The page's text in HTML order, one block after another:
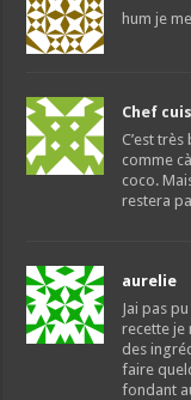
hum je
Chef
C’est
comme
coco.
restera
aurelie
Jai pas
recette je
des
faire
fondant